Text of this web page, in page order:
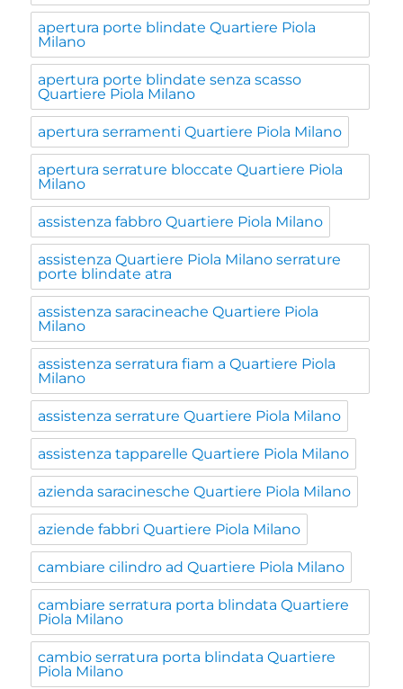
apertura porte blindate Quartiere Piola
Milano
apertura porte blindate senza scasso
Quartiere Piola Milano
apertura serramenti Quartiere Piola Milano
apertura serrature bloccate Quartiere Piola
Milano
assistenza fabbro Quartiere Piola Milano
assistenza Quartiere Piola Milano serrature
porte blindate atra
assistenza saracineache Quartiere Piola
Milano
assistenza serratura fiam a Quartiere Piola
Milano
assistenza serrature Quartiere Piola Milano
assistenza tapparelle Quartiere Piola Milano
azienda saracinesche Quartiere Piola Milano
aziende fabbri Quartiere Piola Milano
cambiare cilindro ad Quartiere Piola Milano
cambiare serratura porta blindata Quartiere
Piola Milano
cambio serratura porta blindata Quartiere
Piola Milano